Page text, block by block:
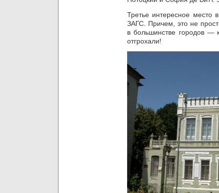
Третье интересное место
ЗАГС. Причем, это не
в большинстве городов —
отгрохали!